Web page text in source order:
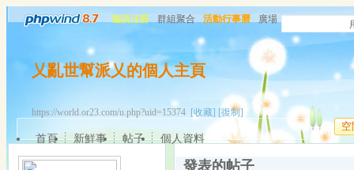
邀請注冊 群組聚合 活動行事曆 廣場
乂亂世幫派乂的個人主頁
https://world.or23.com/u.php?uid=15374 [收藏] [復制]
空
首頁 新鮮事 帖子 個人資料
發表的帖子